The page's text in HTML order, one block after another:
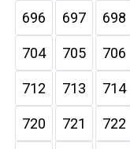
696 697 698
704 705 706
712 713 714
720 721 722